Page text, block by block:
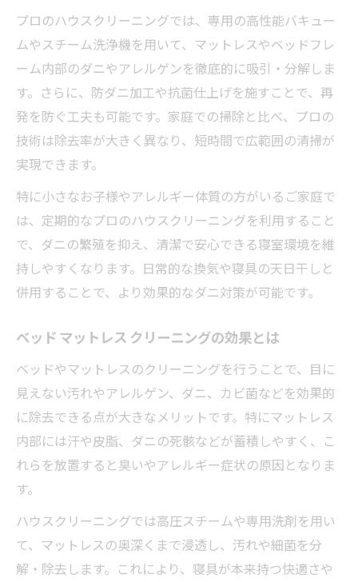
プロのハウスクリーニングでは、専用の高性能バキュー
ムやスチーム洗浄機を用いて、マットレスやベッドフレ
ーム内部のダニやアレルゲンを徹底的に吸引・分解しま
す。さらに、防ダニ加工や抗菌仕上げを施すことで、再
発を防ぐ工夫も可能です。家庭での掃除と比べ、プロの
技術は除去率が大きく異なり、短時間で広範囲の清掃が
実現できます。
特に小さなお子様やアレルギー体質の方がいるご家庭で
は、定期的なプロのハウスクリーニングを利用すること
で、ダニの繁殖を抑え、清潔で安心できる寝室環境を維
持しやすくなります。日常的な換気や寝具の天日干しと
併用することで、より効果的なダニ対策が可能です。
ベッド マットレス クリーニングの効果とは
ベッドやマットレスのクリーニングを行うことで、目に
見えない汚れやアレルゲン、ダニ、カビ菌などを効果的
に除去できる点が大きなメリットです。特にマットレス
内部には汗や皮脂、ダニの死骸などが蓄積しやすく、こ
れらを放置すると臭いやアレルギー症状の原因となりま
す。
ハウスクリーニングでは高圧スチームや専用洗剤を用い
て、マットレスの奥深くまで浸透し、汚れや細菌を分
解・除去します。これにより、寝具が本来持つ快適さや